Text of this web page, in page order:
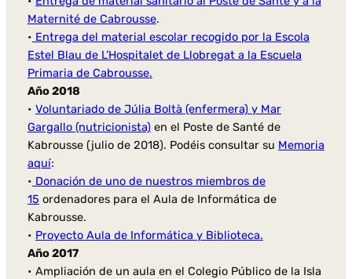
Maternité de Cabrousse.
• Entrega del material escolar recogido por la Escola
Estel Blau de L’Hospitalet de Llobregat a la Escuela
Primaria de Cabrousse.
Año 2018
• Voluntariado de Júlia Boltà (enfermera) y Mar
Gargallo (nutricionista) en el Poste de Santé de
Kabrousse (julio de 2018). Podéis consultar su Memoria
aquí:
• Donación de uno de nuestros miembros de
15 ordenadores para el Aula de Informática de
Kabrousse.
• Proyecto Aula de Informática y Biblioteca.
Año 2017
• Ampliación de un aula en el Colegio Público de la Isla